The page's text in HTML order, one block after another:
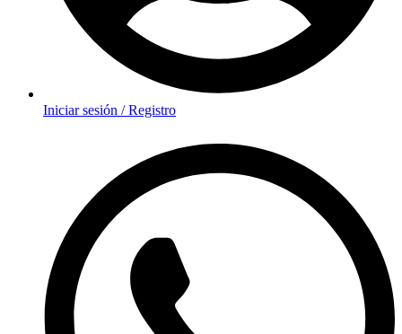
Iniciar sesión / Registro